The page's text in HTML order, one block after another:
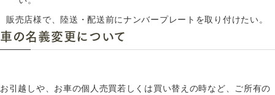
販売店様で、陸送・配送前にナンバープレートを取り付けたい。
車の名義変更について
お引越しや、お車の個人売買若しくは買い替えの時など、ご所有の